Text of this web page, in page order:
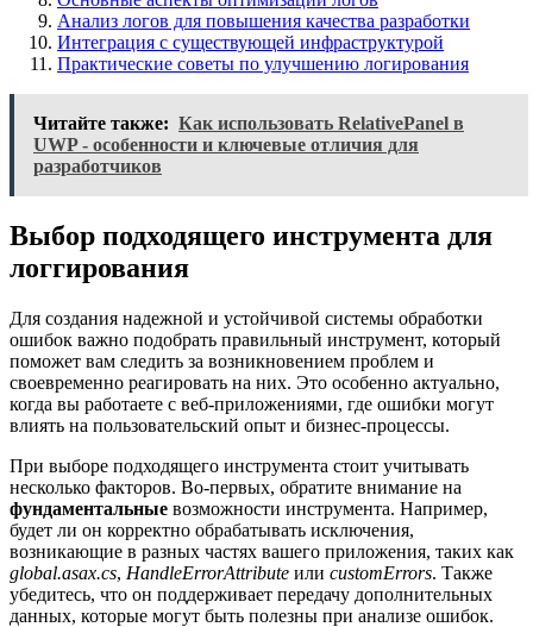
Анализ логов для повышения качества разработки
Интеграция с существующей инфраструктурой
Практические советы по улучшению логирования
Читайте также: Как использовать RelativePanel в
UWP - особенности и ключевые отличия для
разработчиков
Выбор подходящего инструмента для
логгирования
Для создания надежной и устойчивой системы обработки
ошибок важно подобрать правильный инструмент, который
поможет вам следить за возникновением проблем и
своевременно реагировать на них. Это особенно актуально,
когда вы работаете с веб-приложениями, где ошибки могут
влиять на пользовательский опыт и бизнес-процессы.
При выборе подходящего инструмента стоит учитывать
несколько факторов. Во-первых, обратите внимание на
фундаментальные возможности инструмента. Например,
будет ли он корректно обрабатывать исключения,
возникающие в разных частях вашего приложения, таких как
global.asax.cs, HandleErrorAttribute или customErrors. Также
убедитесь, что он поддерживает передачу дополнительных
данных, которые могут быть полезны при анализе ошибок.